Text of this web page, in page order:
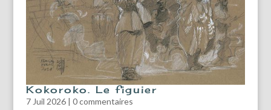
Kokoroko. Le figuier
7 Juil 2026| 0 commentaires